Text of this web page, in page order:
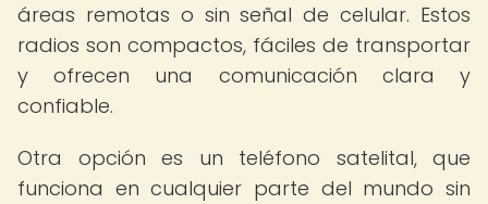
áreas remotas o sin señal de celular. Estos
radios son compactos, fáciles de transportar
y ofrecen una comunicación clara y
confiable.
Otra opción es un teléfono satelital, que
funciona en cualquier parte del mundo sin